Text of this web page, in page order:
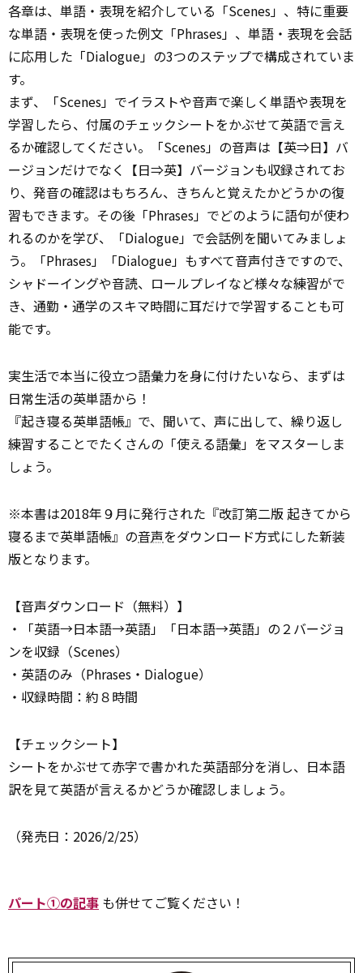
各章は、単語・表現を紹介している「Scenes」、特に重要
な単語・表現を使った例文「Phrases」、単語・表現を会話
に応用した「Dialogue」の3つのステップで構成されていま
す。
まず、「Scenes」でイラストや音声で楽しく単語や表現を
学習したら、付属のチェックシートをかぶせて英語で言え
るか確認してください。「Scenes」の音声は【英⇒日】バ
ージョンだけでなく【日⇒英】バージョンも収録されてお
り、発音の確認はもちろん、きちんと覚えたかどうかの復
習もできます。その後「Phrases」でどのように語句が使わ
れるのかを学び、「Dialogue」で会話例を聞いてみましょ
う。「Phrases」「Dialogue」もすべて音声付きですので、
シャドーイングや音読、ロールプレイなど様々な練習がで
き、通勤・通学のスキマ時間に耳だけで学習することも可
能です。
実生活で本当に役立つ語彙力を身に付けたいなら、まずは
日常生活の英単語から！
『起き寝る英単語帳』で、聞いて、声に出して、繰り返し
練習することでたくさんの「使える語彙」をマスターしま
しょう。
※本書は2018年９月に発行された『改訂第二版 起きてから
寝るまで英単語帳』の音声をダウンロード方式にした新装
版となります。
【音声ダウンロード（無料）】
・「英語→日本語→英語」「日本語→英語」の２バージョ
ンを収録（Scenes）
・英語のみ（Phrases・Dialogue）
・収録時間：約８時間
【チェックシート】
シートをかぶせて赤字で書かれた英語部分を消し、日本語
訳を見て英語が言えるかどうか確認しましょう。
（発売日：2026/2/25）
パート①の記事 も併せてご覧ください！